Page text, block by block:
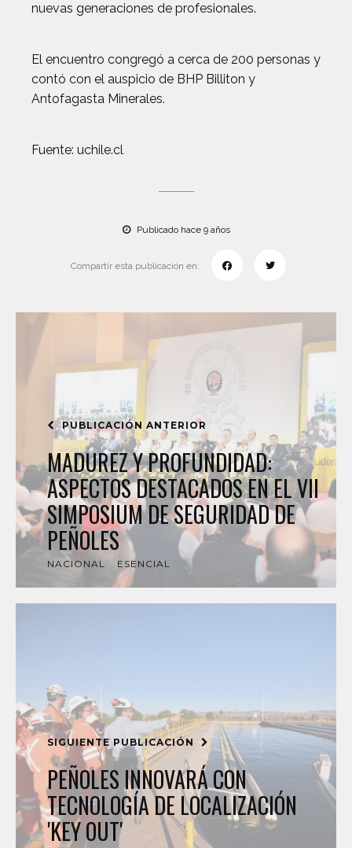
nuevas generaciones de profesionales.
El encuentro congregó a cerca de 200 personas y
contó con el auspicio de BHP Billiton y
Antofagasta Minerales.
Fuente: uchile.cl
Publicado hace 9 años
Compartir esta publicación en:
PUBLICACIÓN ANTERIOR
MADUREZ Y PROFUNDIDAD:
ASPECTOS DESTACADOS EN EL VII
SIMPOSIUM DE SEGURIDAD DE
PEÑOLES
NACIONAL ESENCIAL
SIGUIENTE PUBLICACIÓN
PEÑOLES INNOVARÁ CON
TECNOLOGÍA DE LOCALIZACIÓN
'KEY OUT'